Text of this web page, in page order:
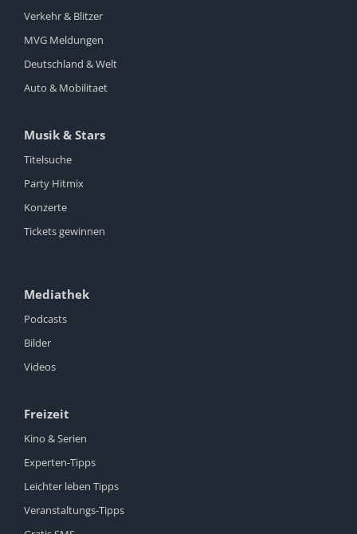
Verkehr & Blitzer
MVG Meldungen
Deutschland & Welt
Auto & Mobilitaet
Musik & Stars
Titelsuche
Party Hitmix
Konzerte
Tickets gewinnen
Mediathek
Podcasts
Bilder
Videos
Freizeit
Kino & Serien
Experten-Tipps
Leichter leben Tipps
Veranstaltungs-Tipps